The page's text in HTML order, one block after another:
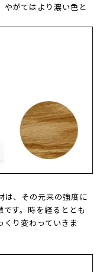
やがてはより濃い色と
は、その元来の強度に
す。時を経るととも
くり変わっていきま